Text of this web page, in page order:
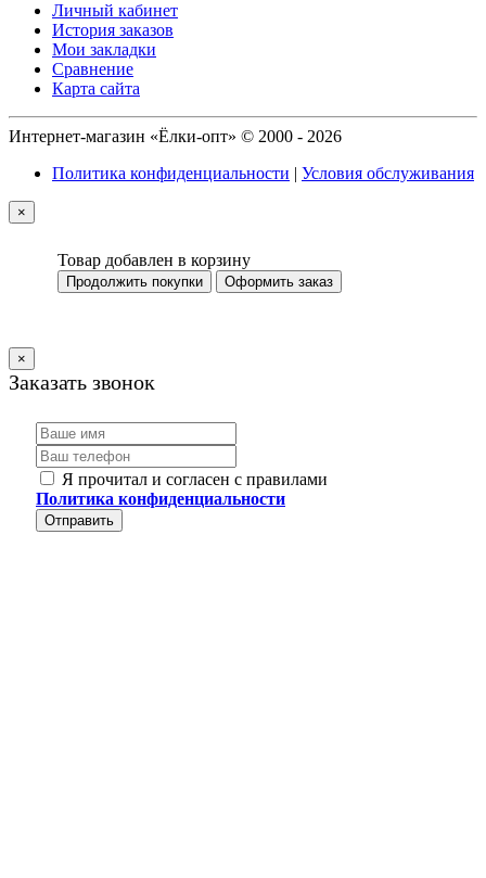
Личный кабинет
История заказов
Мои закладки
Сравнение
Карта сайта
Интернет-магазин «Ёлки-опт» © 2000 - 2026
Политика конфиденциальности | Условия обслуживания
×
Товар добавлен в корзину
Продолжить покупки Оформить заказ
×
Заказать звонок
Я прочитал и согласен с правилами
Политика конфиденциальности
Отправить